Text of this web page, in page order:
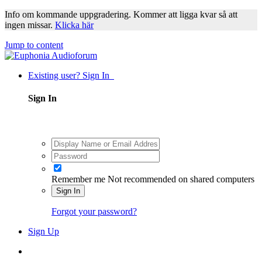
Info om kommande uppgradering. Kommer att ligga kvar så att
ingen missar. Klicka här
Jump to content
Existing user? Sign In
Sign In
Remember me Not recommended on shared computers
Sign In
Forgot your password?
Sign Up